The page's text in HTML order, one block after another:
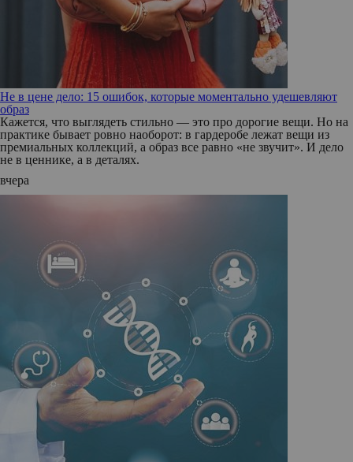
Не в цене дело: 15 ошибок, которые моментально удешевляют
образ
Кажется, что выглядеть стильно — это про дорогие вещи. Но на
практике бывает ровно наоборот: в гардеробе лежат вещи из
премиальных коллекций, а образ все равно «не звучит». И дело
не в ценнике, а в деталях.
вчера